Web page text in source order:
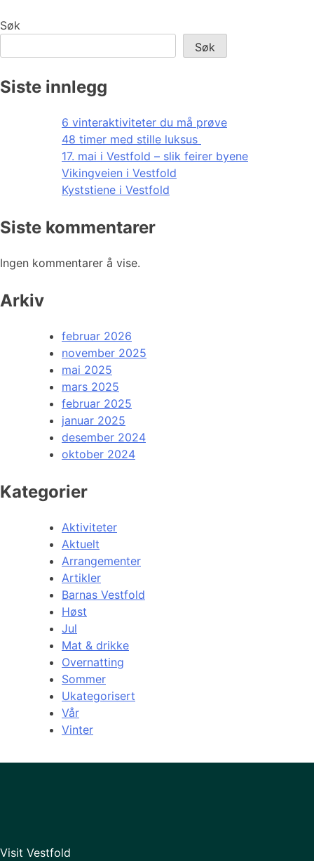
Søk
Søk
Siste innlegg
6 vinteraktiviteter du må prøve
48 timer med stille luksus
17. mai i Vestfold – slik feirer byene
Vikingveien i Vestfold
Kyststiene i Vestfold
Siste kommentarer
Ingen kommentarer å vise.
Arkiv
februar 2026
november 2025
mai 2025
mars 2025
februar 2025
januar 2025
desember 2024
oktober 2024
Kategorier
Aktiviteter
Aktuelt
Arrangementer
Artikler
Barnas Vestfold
Høst
Jul
Mat & drikke
Overnatting
Sommer
Ukategorisert
Vår
Vinter
Visit Vestfold